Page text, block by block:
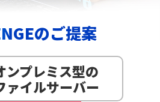
のご提案
ンプレミス型の
ァイルサーバー